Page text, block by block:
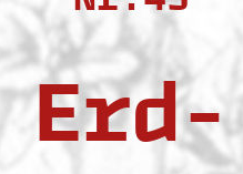
Erd-